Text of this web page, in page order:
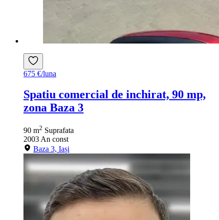
675 €/luna
Spatiu comercial de inchirat, 90 mp,
zona Baza 3
90 m2 Suprafata
2003 An const
Baza 3, Iași